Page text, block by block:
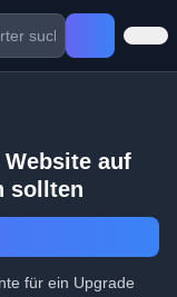
auf
sollten
für ein Upgrade